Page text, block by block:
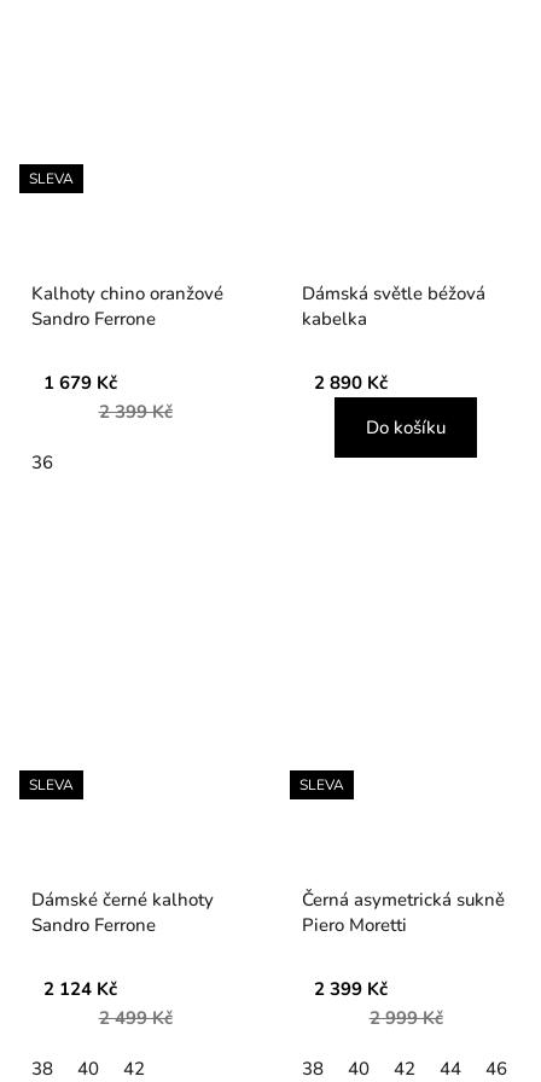
SLEVA
Kalhoty chino oranžové
Sandro Ferrone
1 679 Kč
2 399 Kč
36
Dámská světle béžová
kabelka
2 890 Kč
Do košíku
SLEVA
Dámské černé kalhoty
Sandro Ferrone
2 124 Kč
2 499 Kč
38 40 42
SLEVA
Černá asymetrická sukně
Piero Moretti
2 399 Kč
2 999 Kč
38 40 42 44 46